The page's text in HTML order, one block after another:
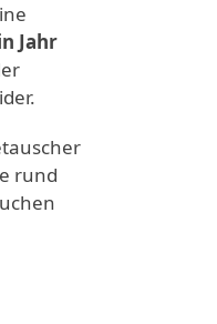
Jahr
rund